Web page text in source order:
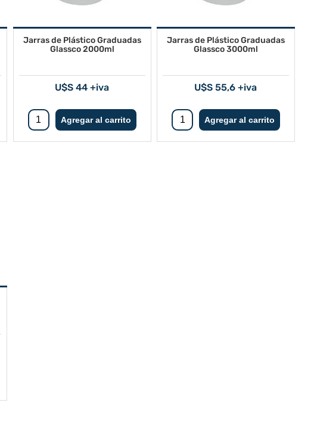
Jarras de Plástico Graduadas
Glassco 2000ml
U$S 44 +iva
Jarras de Plástico Graduadas
Glassco 3000ml
U$S 55,6 +iva